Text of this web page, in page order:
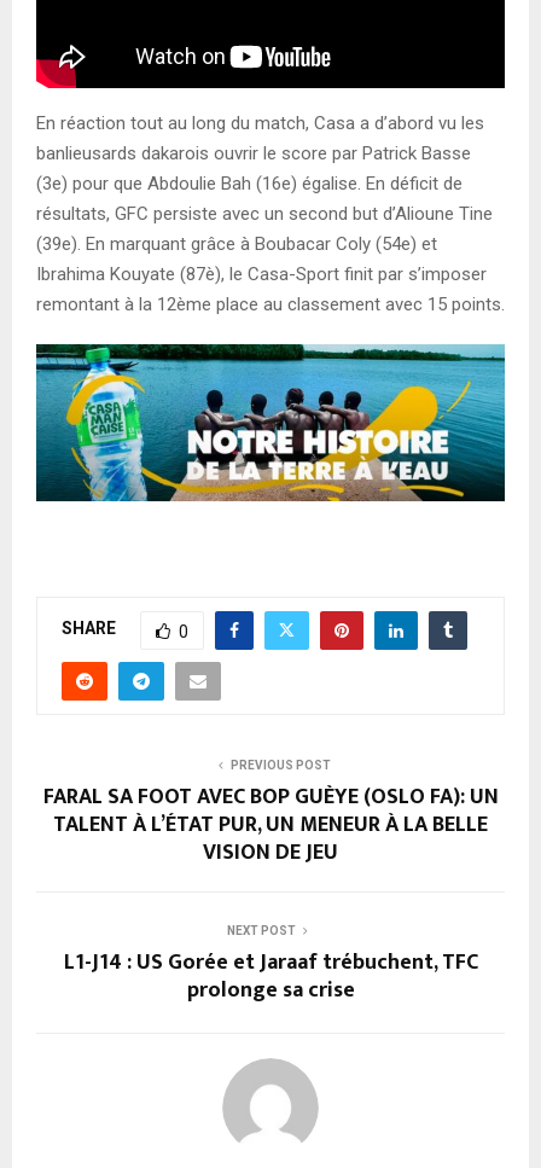
En réaction tout au long du match, Casa a d’abord vu les
banlieusards dakarois ouvrir le score par Patrick Basse
(3e) pour que Abdoulie Bah (16e) égalise. En déficit de
résultats, GFC persiste avec un second but d’Alioune Tine
(39e). En marquant grâce à Boubacar Coly (54e) et
Ibrahima Kouyate (87è), le Casa-Sport finit par s’imposer
remontant à la 12ème place au classement avec 15 points.
SHARE 0
PREVIOUS POST
FARAL SA FOOT AVEC BOP GUÈYE (OSLO FA): UN
TALENT À L’ÉTAT PUR, UN MENEUR À LA BELLE
VISION DE JEU
NEXT POST
L1-J14 : US Gorée et Jaraaf trébuchent, TFC
prolonge sa crise